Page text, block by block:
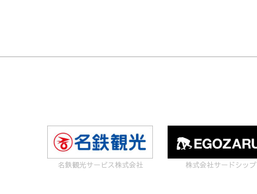
名鉄観光サービス株式会社 株式会社サードシップ